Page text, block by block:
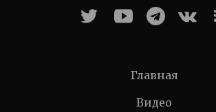
Главная
Видео